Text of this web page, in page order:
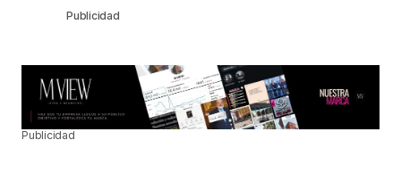
Publicidad
Publicidad